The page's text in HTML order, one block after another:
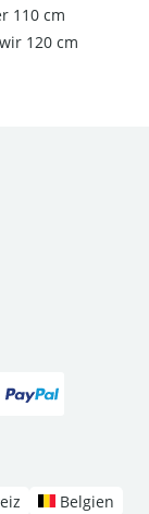
110 cm
120 cm
Belgien